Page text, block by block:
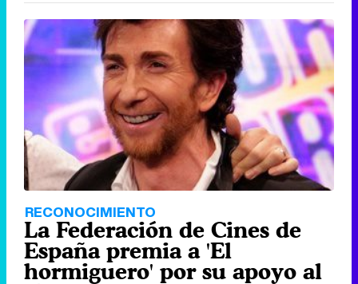
RECONOCIMIENTO
La Federación de Cines de
España premia a 'El
hormiguero' por su apoyo al